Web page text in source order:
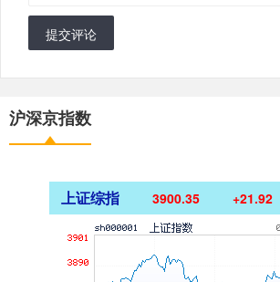
提交评论
沪深京指数
上证综指 3900.35 +21.92